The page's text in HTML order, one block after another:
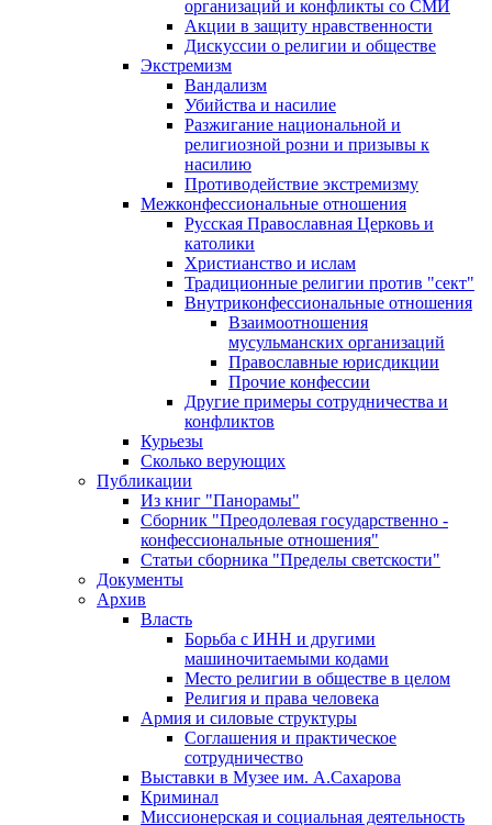
организаций и конфликты со СМИ
Акции в защиту нравственности
Дискуссии о религии и обществе
Экстремизм
Вандализм
Убийства и насилие
Разжигание национальной и
религиозной розни и призывы к
насилию
Противодействие экстремизму
Межконфессиональные отношения
Русская Православная Церковь и
католики
Христианство и ислам
Традиционные религии против "сект"
Внутриконфессиональные отношения
Взаимоотношения
мусульманских организаций
Православные юрисдикции
Прочие конфессии
Другие примеры сотрудничества и
конфликтов
Курьезы
Сколько верующих
Публикации
Из книг "Панорамы"
Сборник "Преодолевая государственно -
конфессиональные отношения"
Статьи сборника "Пределы светскости"
Документы
Архив
Власть
Борьба с ИНН и другими
машиночитаемыми кодами
Место религии в обществе в целом
Религия и права человека
Армия и силовые структуры
Соглашения и практическое
сотрудничество
Выставки в Музее им. А.Сахарова
Криминал
Миссионерская и социальная деятельность